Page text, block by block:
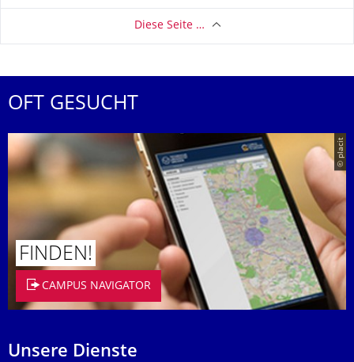
Diese Seite …
OFT GESUCHT
© placit
FINDEN!
CAMPUS NAVIGATOR
Unsere Dienste